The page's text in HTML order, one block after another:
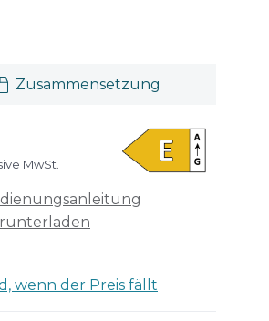
Zusammensetzung
MwSt.
wenn der Preis fällt